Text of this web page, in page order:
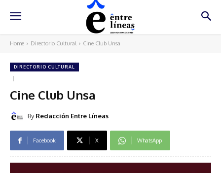
Home Directorio Cultural Cine Club Unsa
DIRECTORIO CULTURAL
Cine Club Unsa
By Redacción Entre Líneas
Facebook X WhatsApp